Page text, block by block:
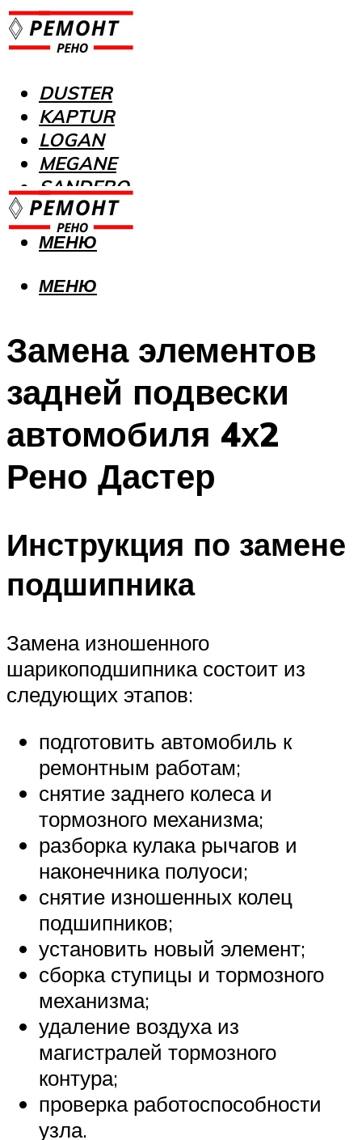
DUSTER
KAPTUR
LOGAN
MEGANE
SANDERO
МЕНЮ
МЕНЮ
Замена элементов
задней подвески
автомобиля 4х2
Рено Дастер
Инструкция по замене
подшипника
Замена изношенного
шарикоподшипника состоит из
следующих этапов:
подготовить автомобиль к
ремонтным работам;
снятие заднего колеса и
тормозного механизма;
разборка кулака рычагов и
наконечника полуоси;
снятие изношенных колец
подшипников;
установить новый элемент;
сборка ступицы и тормозного
механизма;
удаление воздуха из
магистралей тормозного
контура;
проверка работоспособности
узла.